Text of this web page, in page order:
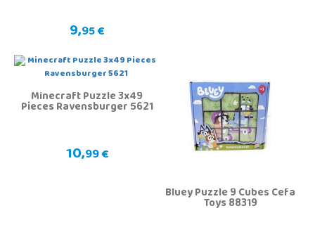
9,95 €
Minecraft Puzzle 3x49
Pieces Ravensburger 5621
10,99 €
Bluey Puzzle 9 Cubes Cefa
Toys 88319